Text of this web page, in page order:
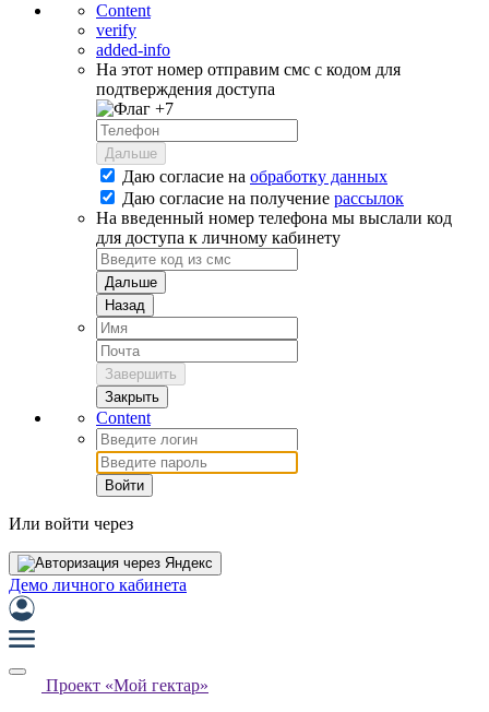
Content
verify
added-info
На этот номер отправим смс с кодом для
подтверждения доступа
+7
Дальше
Даю согласие на обработку данных
Даю согласие на получение рассылок
На введенный номер телефона мы выслали код
для доступа к личному кабинету
Дальше
Назад
Завершить
Закрыть
Content
Войти
Или войти через
Демо личного кабинета
Проект «Мой гектар»